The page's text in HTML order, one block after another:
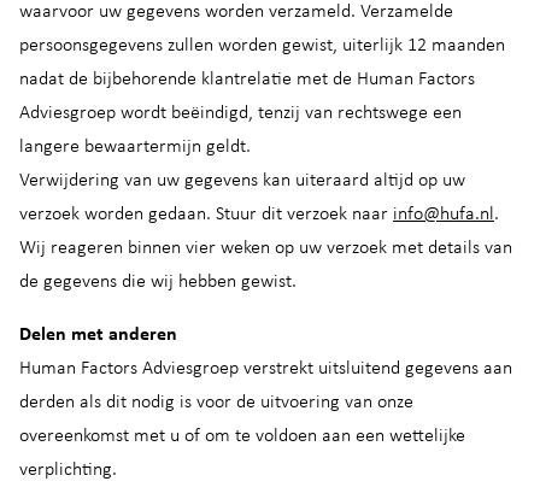
waarvoor uw gegevens worden verzameld. Verzamelde
persoonsgegevens zullen worden gewist, uiterlijk 12 maanden
nadat de bijbehorende klantrelatie met de Human Factors
Adviesgroep wordt beëindigd, tenzij van rechtswege een
langere bewaartermijn geldt.
Verwijdering van uw gegevens kan uiteraard altijd op uw
verzoek worden gedaan. Stuur dit verzoek naar info@hufa.nl.
Wij reageren binnen vier weken op uw verzoek met details van
de gegevens die wij hebben gewist.
Delen met anderen
Human Factors Adviesgroep verstrekt uitsluitend gegevens aan
derden als dit nodig is voor de uitvoering van onze
overeenkomst met u of om te voldoen aan een wettelijke
verplichting.